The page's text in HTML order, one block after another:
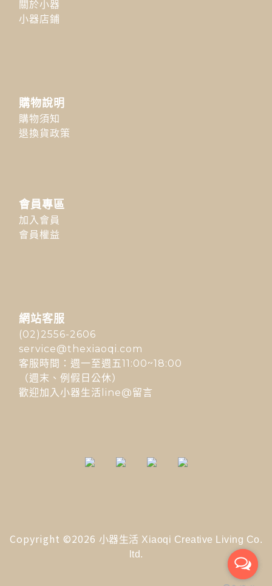
關於小器
小器店鋪
購物說明
購物須知
退換貨政策
會員專區
加入會員
會員權益
網站客服
(02)2556-2606
service@thexiaoqi.com
客服時間：週一至週五11:00~18:00
（週末、例假日公休）
歡迎加入小器生活line@留言
Copyright ©2026 小器生活 Xiaoqi Creative Living Co.
ltd.